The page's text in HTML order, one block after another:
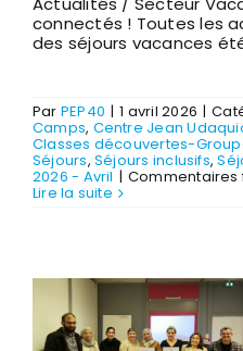
connectés ! Toutes les
des séjours vacances
Par PEP40 | 1 avril 2026 |
Camps, Centre Jean
Classes découvertes-
Séjours,Séjours inclusifs,
2026 - Avril | Commentaires
Lire la suite